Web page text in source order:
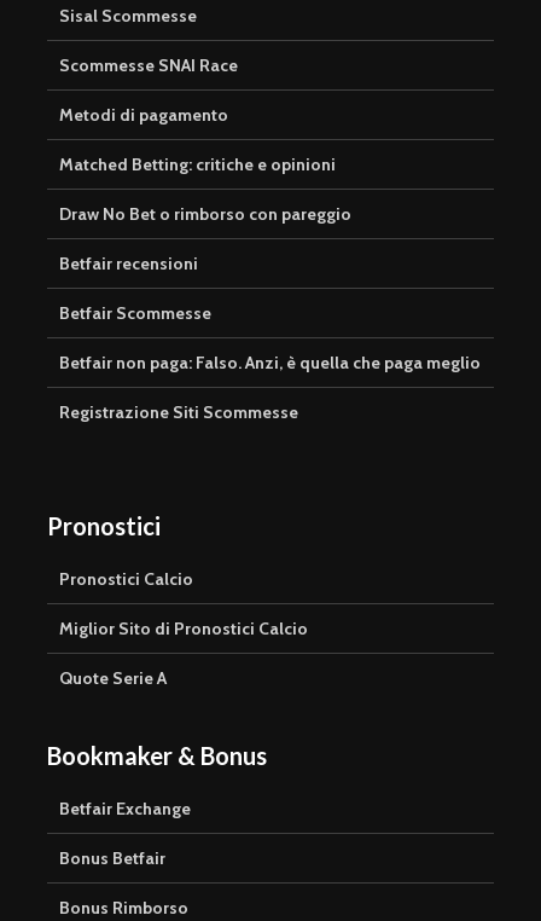
Sisal Scommesse
Scommesse SNAI Race
Metodi di pagamento
Matched Betting: critiche e opinioni
Draw No Bet o rimborso con pareggio
Betfair recensioni
Betfair Scommesse
Betfair non paga: Falso. Anzi, è quella che paga meglio
Registrazione Siti Scommesse
Pronostici
Pronostici Calcio
Miglior Sito di Pronostici Calcio
Quote Serie A
Bookmaker & Bonus
Betfair Exchange
Bonus Betfair
Bonus Rimborso